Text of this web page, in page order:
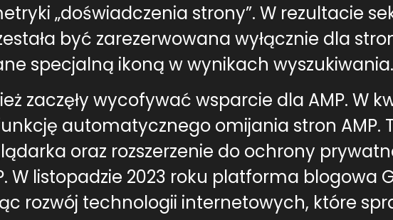
„doświadczenia strony”. W rezultacie
być zarezerwowana wyłącznie dla
specjalną ikoną w wynikach wyszukiwania.
zaczęły wycofywać wsparcie dla AMP. W
automatycznego omijania stron AMP.
oraz rozszerzenie do ochrony
listopadzie 2023 roku platforma blogowa
rozwój technologii internetowych, które